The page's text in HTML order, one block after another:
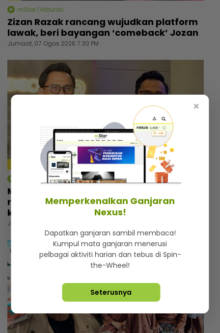
mStar | Hiburan
Zizan Razak rancang wujudkan platform
lawak, beri bayangan ‘comeback’ Jozan
Jumaat, 07 Ogos 2026 7:30 PM
mStar | Hiburan
Macam tak percaya umur dah 57 tahun,
rupanya ini amalan mudah Rashdan Baba
kekal awet muda
Jumaat, 07 Ogos 2026 5:00 PM
×
Memperkenalkan Ganjaran
Nexus!
Dapatkan ganjaran sambil membaca!
Kumpul mata ganjaran menerusi
pelbagai aktiviti harian dan tebus di Spin-
the-Wheel!
Seterusnya